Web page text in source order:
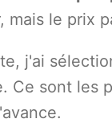
mais le prix
j'ai
Ce sont les